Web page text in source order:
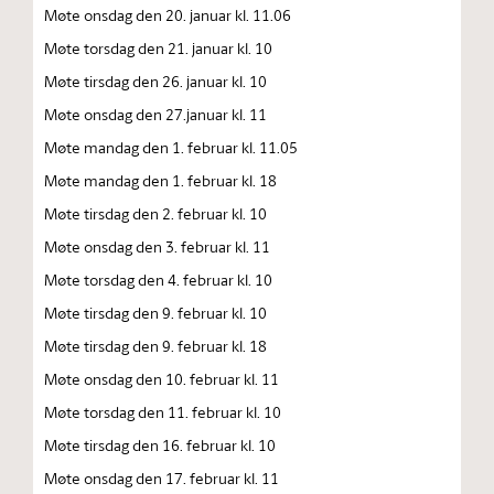
Møte onsdag den 20. januar kl. 11.06
Møte torsdag den 21. januar kl. 10
Møte tirsdag den 26. januar kl. 10
Møte onsdag den 27.januar kl. 11
Møte mandag den 1. februar kl. 11.05
Møte mandag den 1. februar kl. 18
Møte tirsdag den 2. februar kl. 10
Møte onsdag den 3. februar kl. 11
Møte torsdag den 4. februar kl. 10
Møte tirsdag den 9. februar kl. 10
Møte tirsdag den 9. februar kl. 18
Møte onsdag den 10. februar kl. 11
Møte torsdag den 11. februar kl. 10
Møte tirsdag den 16. februar kl. 10
Møte onsdag den 17. februar kl. 11